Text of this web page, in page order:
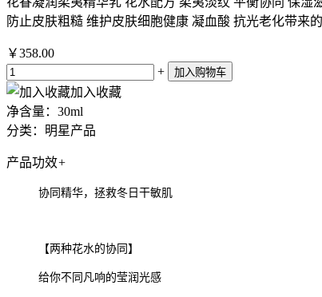
防止皮肤粗糙 维护皮肤细胞健康 凝血酸 抗光老化带来
￥358.00
+
加入收藏
净含量：30ml
分类：明星产品
产品功效+
协同精华，拯救冬日干敏肌
【两种花水的协同】
给你不同凡响的莹润光感